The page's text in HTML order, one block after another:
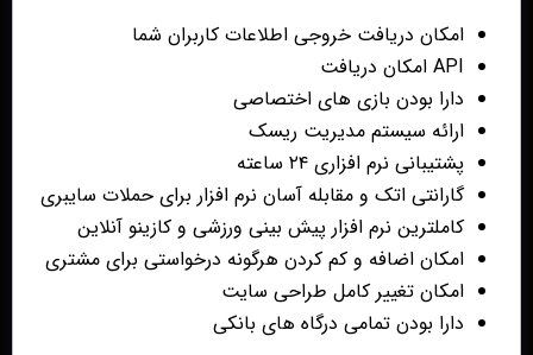
امکان دریافت خروجی اطلاعات کاربران شما
API امکان دریافت
دارا بودن بازی های اختصاصی
ارائه سیستم مدیریت ریسک
پشتیبانی نرم افزاری ۲۴ ساعته
گارانتی اتک و مقابله آسان نرم افزار برای حملات سایبری
کاملترین نرم افزار پیش بینی ورزشی و کازینو آنلاین
امکان اضافه و کم کردن هرگونه درخواستی برای مشتری
امکان تغییر کامل طراحی سایت
دارا بودن تمامی درگاه های بانکی